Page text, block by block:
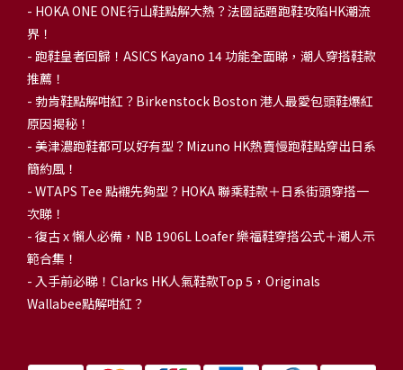
- HOKA ONE ONE行山鞋點解大熱？法國話題跑鞋攻陷HK潮流
界！
- 跑鞋皇者回歸！ASICS Kayano 14 功能全面睇，潮人穿搭鞋款
推薦！
- 勃肯鞋點解咁紅？Birkenstock Boston 港人最愛包頭鞋爆紅
原因揭秘！
- 美津濃跑鞋都可以好有型？Mizuno HK熱賣慢跑鞋點穿出日系
簡約風！
- WTAPS Tee 點襯先夠型？HOKA 聯乘鞋款＋日系街頭穿搭一
次睇！
- 復古 x 懶人必備，NB 1906L Loafer 樂福鞋穿搭公式＋潮人示
範合集！
- 入手前必睇！Clarks HK人氣鞋款Top 5，Originals
Wallabee點解咁紅？